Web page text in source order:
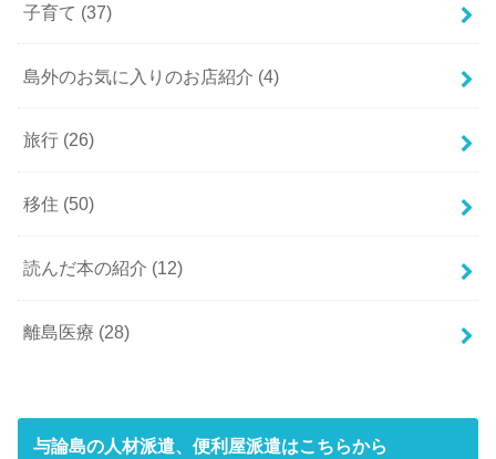
子育て (37)
島外のお気に入りのお店紹介 (4)
旅行 (26)
移住 (50)
読んだ本の紹介 (12)
離島医療 (28)
与論島の人材派遣、便利屋派遣はこちらから